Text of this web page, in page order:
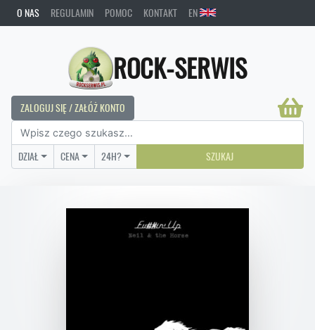
O NAS REGULAMIN POMOC KONTAKT EN
ROCK-SERWIS
ZALOGUJ SIĘ / ZAŁÓŻ KONTO
DZIAŁ CENA 24H? SZUKAJ